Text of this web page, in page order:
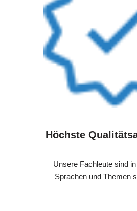
Höchste
Unsere Fachleute sind
Sprachen und Themen